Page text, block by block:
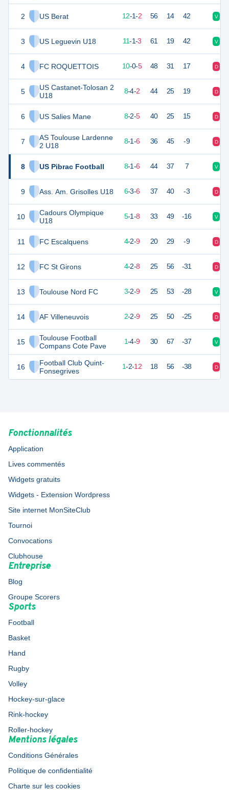
2 US Berat
3 US Leguevin U18
4 FC ROQUETTOIS
5
US Castanet-Tolosan 2
U18
6 US Salies Mane
7
AS Toulouse Lardenne
2 U18
8 US Pibrac Football
9 Ass. Am. Grisolles U18
10
Cadours Olympique
U18
11 FC Escalquens
12 FC St Girons
13 Toulouse Nord FC
14 AF Villeneuvois
15
Toulouse Football
Compans Cote Pave
16
Football Club Quint-
Fonsegrives
12-1-2 56 14 42 V
34 11-1-3 61 19 42 V
30 10-0-5 48 31 17 D
27 15 8-4-2 44 25 19 D
26 8-2-5 40 25 15 D
25 15 8-1-6 36 45 -9 D
24 8-1-6 44 37 7 V
21 15 6-3-6 37 40 -3 D
15 5-1-8 33 49 -16 V
4-2-9 20 29 -9 D
4-2-8 25 56 -31 D
10 3-2-9 25 53 -28 V
2-2-9 25 50 -25 D
6 1-4-9 30 67 -37 V
5 1-2-12 18 56 -38 D
Fonctionnalités
Application
Lives commentés
Widgets gratuits
Widgets - Extension Wordpress
Site internet MonSiteClub
Tournoi
Convocations
Clubhouse
Entreprise
Blog
Groupe Scorers
Sports
Football
Basket
Hand
Rugby
Volley
Hockey-sur-glace
Rink-hockey
Roller-hockey
Mentions légales
Conditions Générales
Politique de confidentialité
Charte sur les cookies